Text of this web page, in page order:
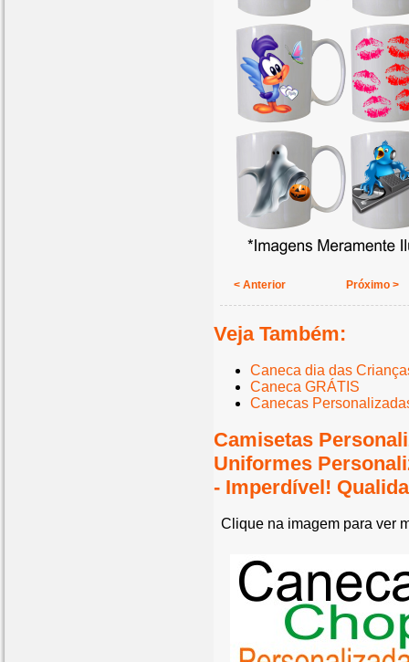
< Anterior Próximo >
Veja Também:
Caneca dia das
Caneca GRÁTIS
Canecas
Camisetas
Uniformes
- Imperdível!
Clique na imagem para ver